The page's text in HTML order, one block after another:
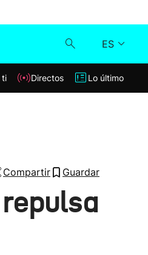
ES
Klisk
Lo último
ti Directos Lo último
Compartir Guardar